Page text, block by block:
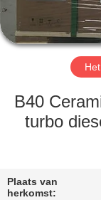
ONS
B40
turbo
Plaats van
herkomst: